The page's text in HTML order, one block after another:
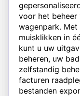
voor het beheer
wagenpark. Met
muisklikken in
kunt u uw
beheren, uw
zelfstandig
facturen
bestanden